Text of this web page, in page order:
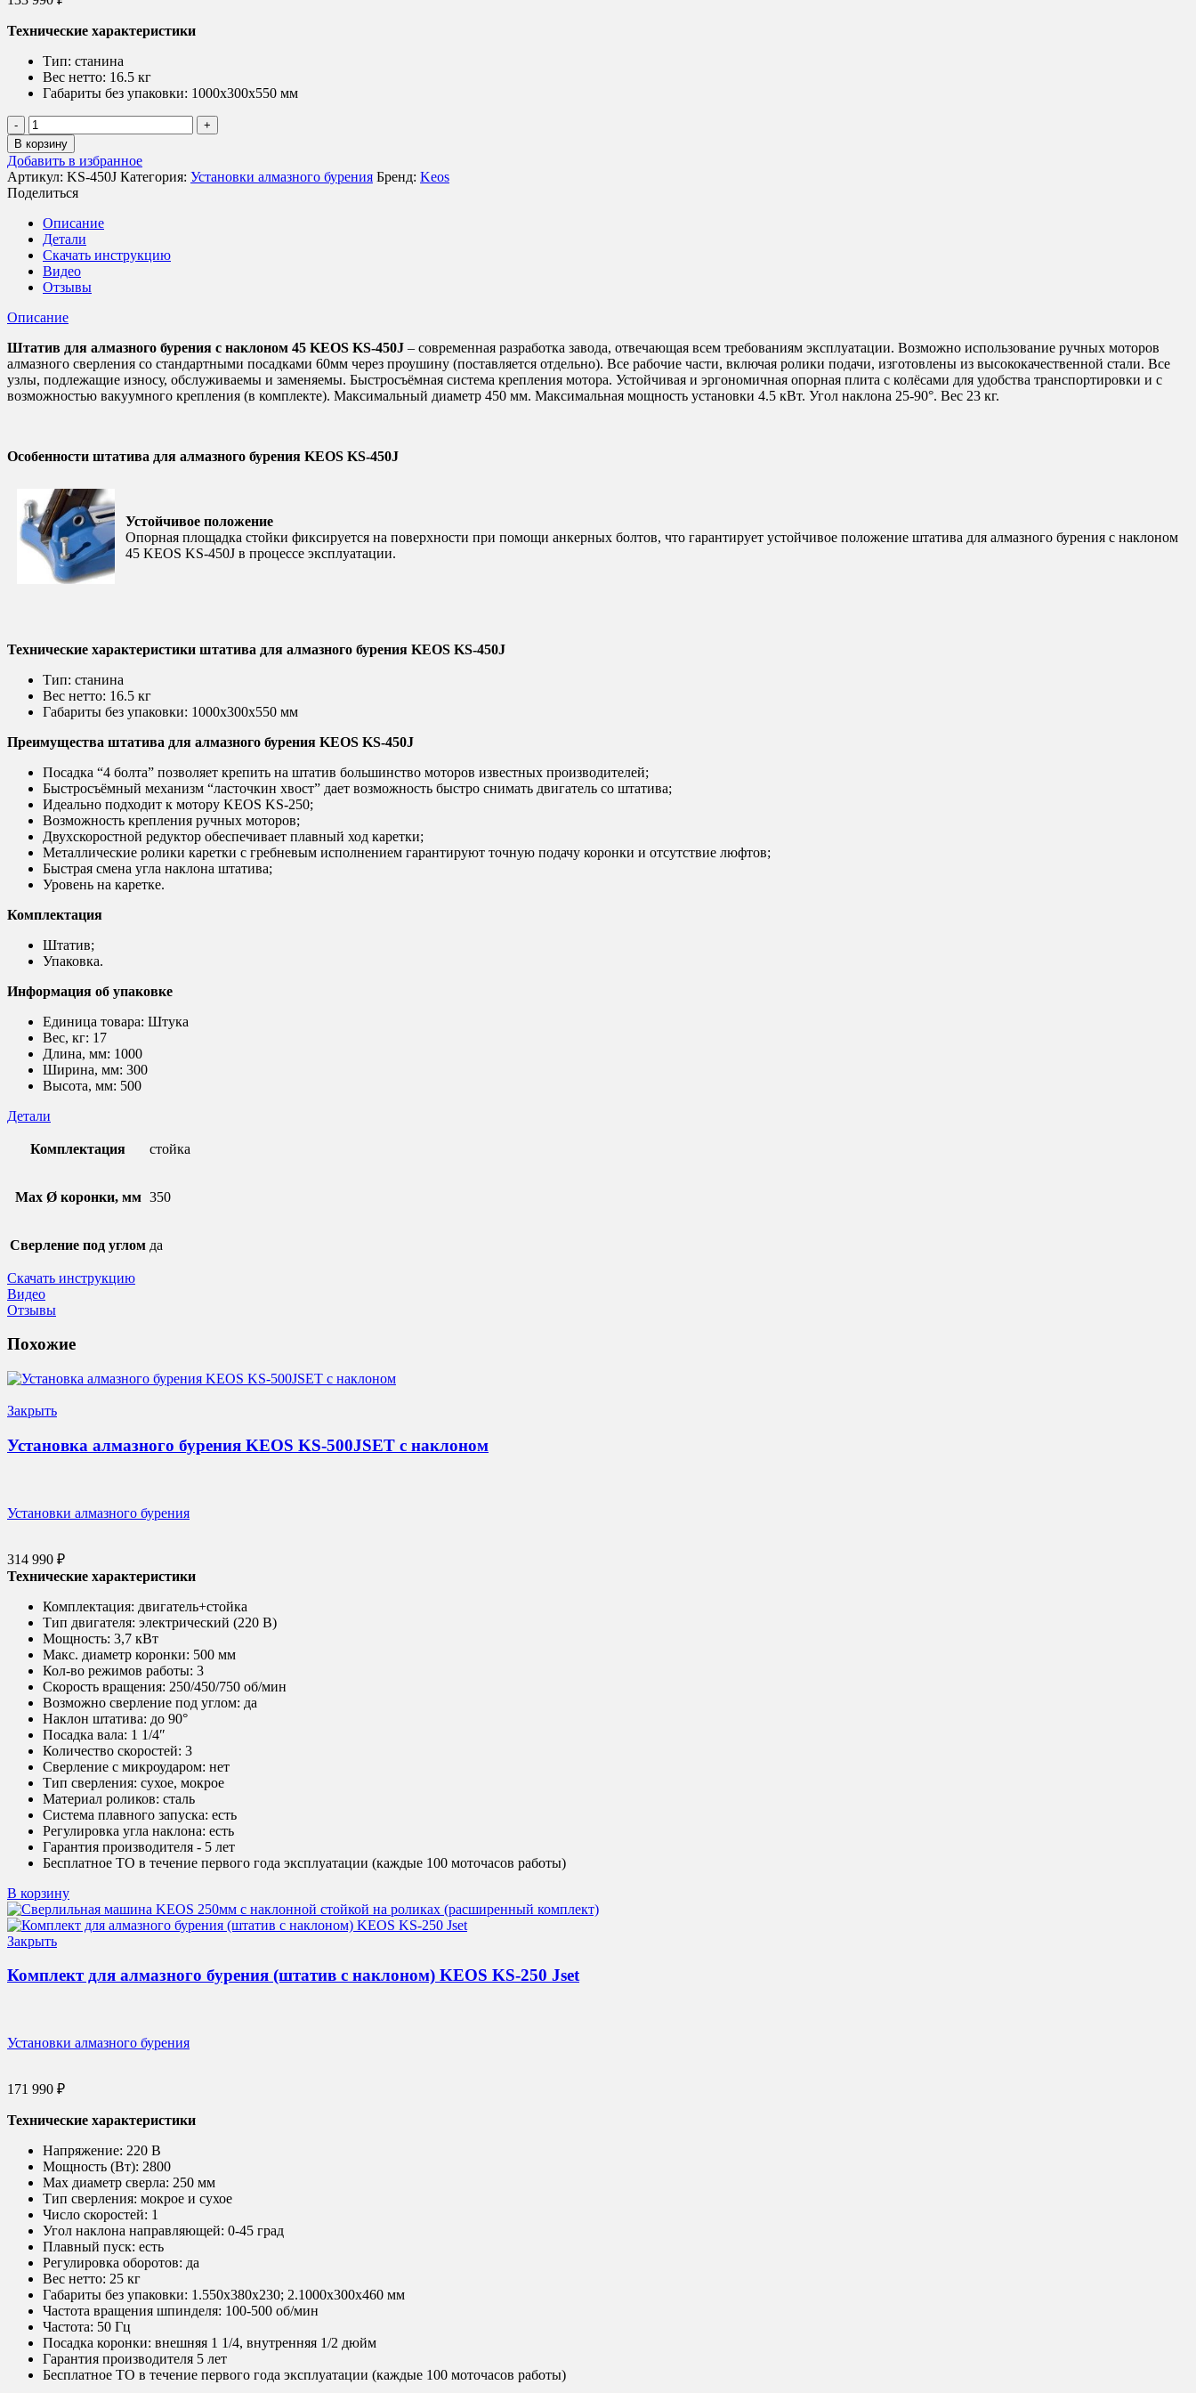
Технические характеристики
Тип: станина
Вес нетто: 16.5 кг
Габариты без упаковки: 1000х300х550 мм
Количество
товара
Штатив
для
алмазного
бурения
с
наклоном
45
KEOS
KS-
450J
В корзину
Добавить в избранное
Артикул: KS-450J Категория: Установки алмазного бурения Бренд: Keos
Поделиться
Описание
Детали
Скачать инструкцию
Видео
Отзывы
Описание
Штатив для алмазного бурения с наклоном 45 KEOS KS-450J – современная разработка завода, отвечающая всем требованиям эксплуатации. Возможно использование ручных моторов
алмазного сверления со стандартными посадками 60мм через проушину (поставляется отдельно). Все рабочие части, включая ролики подачи, изготовлены из высококачественной стали. Все
узлы, подлежащие износу, обслуживаемы и заменяемы. Быстросъёмная система крепления мотора. Устойчивая и эргономичная опорная плита с колёсами для удобства транспортировки и с
возможностью вакуумного крепления (в комплекте). Максимальный диаметр 450 мм. Максимальная мощность установки 4.5 кВт. Угол наклона 25-90°. Вес 23 кг.
Особенности штатива для алмазного бурения KEOS KS-450J
Устойчивое положение
Опорная площадка стойки фиксируется на поверхности при помощи анкерных болтов, что гарантирует устойчивое положение штатива для алмазного бурения с наклоном
45 KEOS KS-450J в процессе эксплуатации.
Технические характеристики штатива для алмазного бурения KEOS KS-450J
Тип: станина
Вес нетто: 16.5 кг
Габариты без упаковки: 1000х300х550 мм
Преимущества штатива для алмазного бурения KEOS KS-450J
Посадка “4 болта” позволяет крепить на штатив большинство моторов известных производителей;
Быстросъёмный механизм “ласточкин хвост” дает возможность быстро снимать двигатель со штатива;
Идеально подходит к мотору KEOS KS-250;
Возможность крепления ручных моторов;
Двухскоростной редуктор обеспечивает плавный ход каретки;
Металлические ролики каретки с гребневым исполнением гарантируют точную подачу коронки и отсутствие люфтов;
Быстрая смена угла наклона штатива;
Уровень на каретке.
Комплектация
Штатив;
Упаковка.
Информация об упаковке
Единица товара: Штука
Вес, кг: 17
Длина, мм: 1000
Ширина, мм: 300
Высота, мм: 500
Детали
Комплектация стойка
Max Ø коронки, мм 350
Сверление под углом да
Скачать инструкцию
Видео
Отзывы
Похожие
Закрыть
Установка алмазного бурения KEOS KS-500JSET с наклоном
Установки алмазного бурения
314 990 ₽
Технические характеристики
Комплектация: двигатель+стойка
Тип двигателя: электрический (220 В)
Мощность: 3,7 кВт
Макс. диаметр коронки: 500 мм
Кол-во режимов работы: 3
Скорость вращения: 250/450/750 об/мин
Возможно сверление под углом: да
Наклон штатива: до 90°
Посадка вала: 1 1/4″
Количество скоростей: 3
Сверление с микроударом: нет
Тип сверления: сухое, мокрое
Материал роликов: сталь
Система плавного запуска: есть
Регулировка угла наклона: есть
Гарантия производителя - 5 лет
Бесплатное ТО в течение первого года эксплуатации (каждые 100 моточасов работы)
В корзину
Закрыть
Комплект для алмазного бурения (штатив с наклоном) KEOS KS-250 Jset
Установки алмазного бурения
171 990 ₽
Технические характеристики
Напряжение: 220 В
Мощность (Вт): 2800
Max диаметр сверла: 250 мм
Тип сверления: мокрое и сухое
Число скоростей: 1
Угол наклона направляющей: 0-45 град
Плавный пуск: есть
Регулировка оборотов: да
Вес нетто: 25 кг
Габариты без упаковки: 1.550х380х230; 2.1000х300х460 мм
Частота вращения шпинделя: 100-500 об/мин
Частота: 50 Гц
Посадка коронки: внешняя 1 1/4, внутренняя 1/2 дюйм
Гарантия производителя 5 лет
Бесплатное ТО в течение первого года эксплуатации (каждые 100 моточасов работы)